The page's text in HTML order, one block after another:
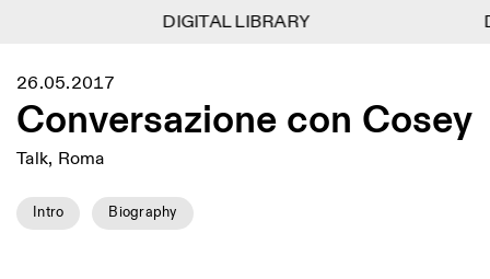
Menu
Lingua EN IT DE
FR
Istituto Svizzero
Research
Information
ISTITUTO SVIZZERO
ROME
Villa Maraini
Filters
Area
Reset
Art
Location
26.05.2017
Conversazione con Cosey
Talk, Roma
Intro Biography
DIGITAL LIBRARY
DIGITAL LIBRARY